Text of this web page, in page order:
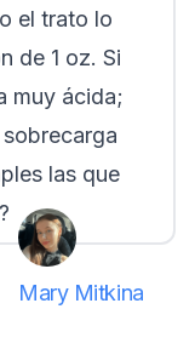
el trato lo
de 1 oz. Si
muy ácida;
las que
Mary Mitkina